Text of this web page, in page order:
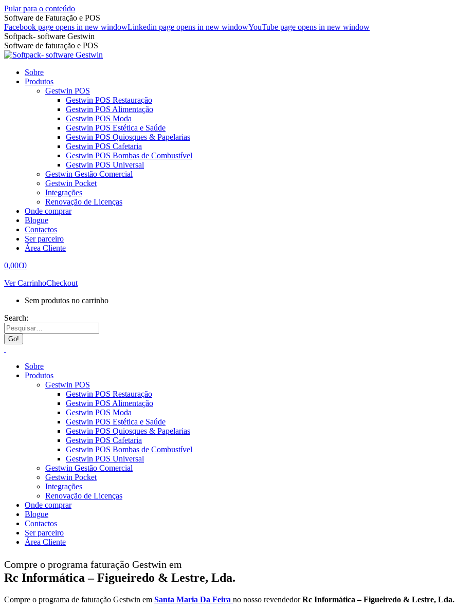
Pular para o conteúdo
Software de Faturação e POS
Facebook page opens in new windowLinkedin page opens in new windowYouTube page opens in new window
Softpack- software Gestwin
Software de faturação e POS
Sobre
Produtos
Gestwin POS
Gestwin POS Restauração
Gestwin POS Alimentação
Gestwin POS Moda
Gestwin POS Estética e Saúde
Gestwin POS Quiosques & Papelarias
Gestwin POS Cafetaria
Gestwin POS Bombas de Combustível
Gestwin POS Universal
Gestwin Gestão Comercial
Gestwin Pocket
Integrações
Renovação de Licenças
Onde comprar
Blogue
Contactos
Ser parceiro
Área Cliente
0,00€0
Ver CarrinhoCheckout
Sem produtos no carrinho
Search:
Sobre
Produtos
Gestwin POS
Gestwin POS Restauração
Gestwin POS Alimentação
Gestwin POS Moda
Gestwin POS Estética e Saúde
Gestwin POS Quiosques & Papelarias
Gestwin POS Cafetaria
Gestwin POS Bombas de Combustível
Gestwin POS Universal
Gestwin Gestão Comercial
Gestwin Pocket
Integrações
Renovação de Licenças
Onde comprar
Blogue
Contactos
Ser parceiro
Área Cliente
Compre o programa faturação Gestwin em
Rc Informática – Figueiredo & Lestre, Lda.
Compre o programa de faturação Gestwin em Santa Maria Da Feira no nosso revendedorRc Informática – Figueiredo & Lestre, Lda.